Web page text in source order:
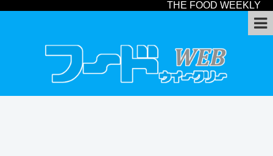
THE FOOD WEEKLY